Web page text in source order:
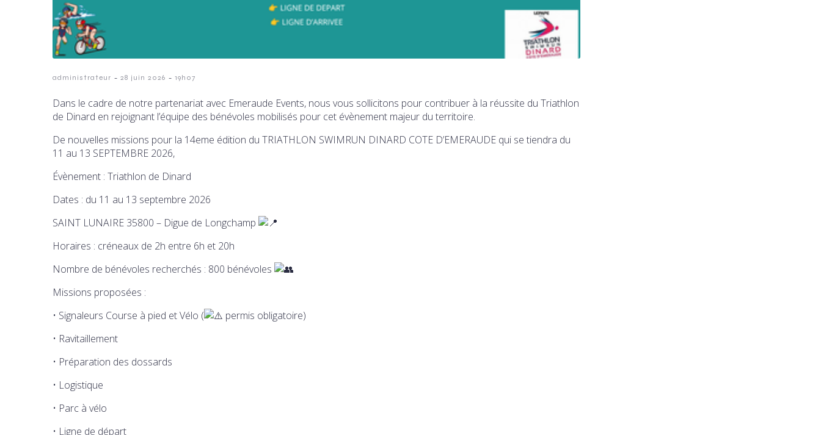
administrateur - 28 juin 2026 - 19h07
Dans le cadre de notre partenariat avec Emeraude Events, nous vous sollicitons pour contribuer à la réussite du Triathlon
de Dinard en rejoignant l’équipe des bénévoles mobilisés pour cet évènement majeur du territoire.
De nouvelles missions pour la 14eme édition du TRIATHLON SWIMRUN DINARD COTE D’EMERAUDE qui se tiendra du
11 au 13 SEPTEMBRE 2026,
Évènement : Triathlon de Dinard
Dates : du 11 au 13 septembre 2026
SAINT LUNAIRE 35800 – Digue de Longchamp
Horaires : créneaux de 2h entre 6h et 20h
Nombre de bénévoles recherchés : 800 bénévoles
Missions proposées :
• Signaleurs Course à pied et Vélo (
permis obligatoire)
• Ravitaillement
• Préparation des dossards
• Logistique
• Parc à vélo
• Ligne de départ